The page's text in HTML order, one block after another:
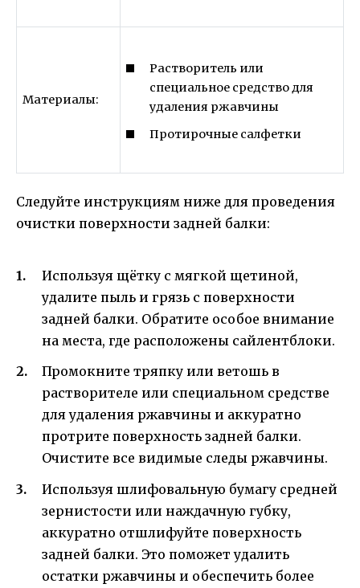
Материалы:
Растворитель или
специальное средство для
удаления ржавчины
Протирочные салфетки
Следуйте инструкциям ниже для проведения
очистки поверхности задней балки:
Используя щётку с мягкой щетиной,
удалите пыль и грязь с поверхности
задней балки. Обратите особое внимание
на места, где расположены сайлентблоки.
Промокните тряпку или ветошь в
растворителе или специальном средстве
для удаления ржавчины и аккуратно
протрите поверхность задней балки.
Очистите все видимые следы ржавчины.
Используя шлифовальную бумагу средней
зернистости или наждачную губку,
аккуратно отшлифуйте поверхность
задней балки. Это поможет удалить
остатки ржавчины и обеспечить более